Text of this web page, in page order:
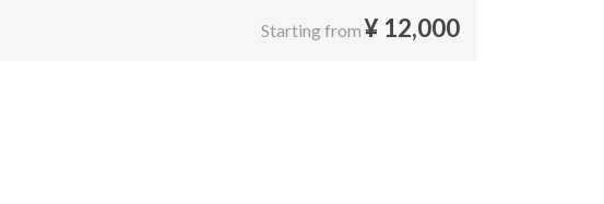
Starting from ¥ 12,000